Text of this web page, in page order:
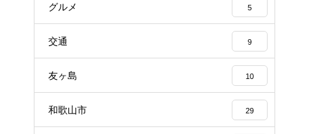
グルメ 5
交通 9
友ヶ島 10
和歌山市 29